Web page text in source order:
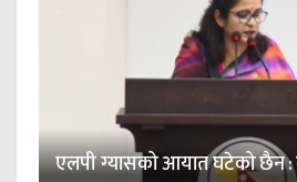
एलपी ग्यासको आयात घटेको छैन :